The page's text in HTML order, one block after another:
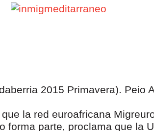
2015 Primavera). Peio
la red euroafricana
forma parte, proclama que la